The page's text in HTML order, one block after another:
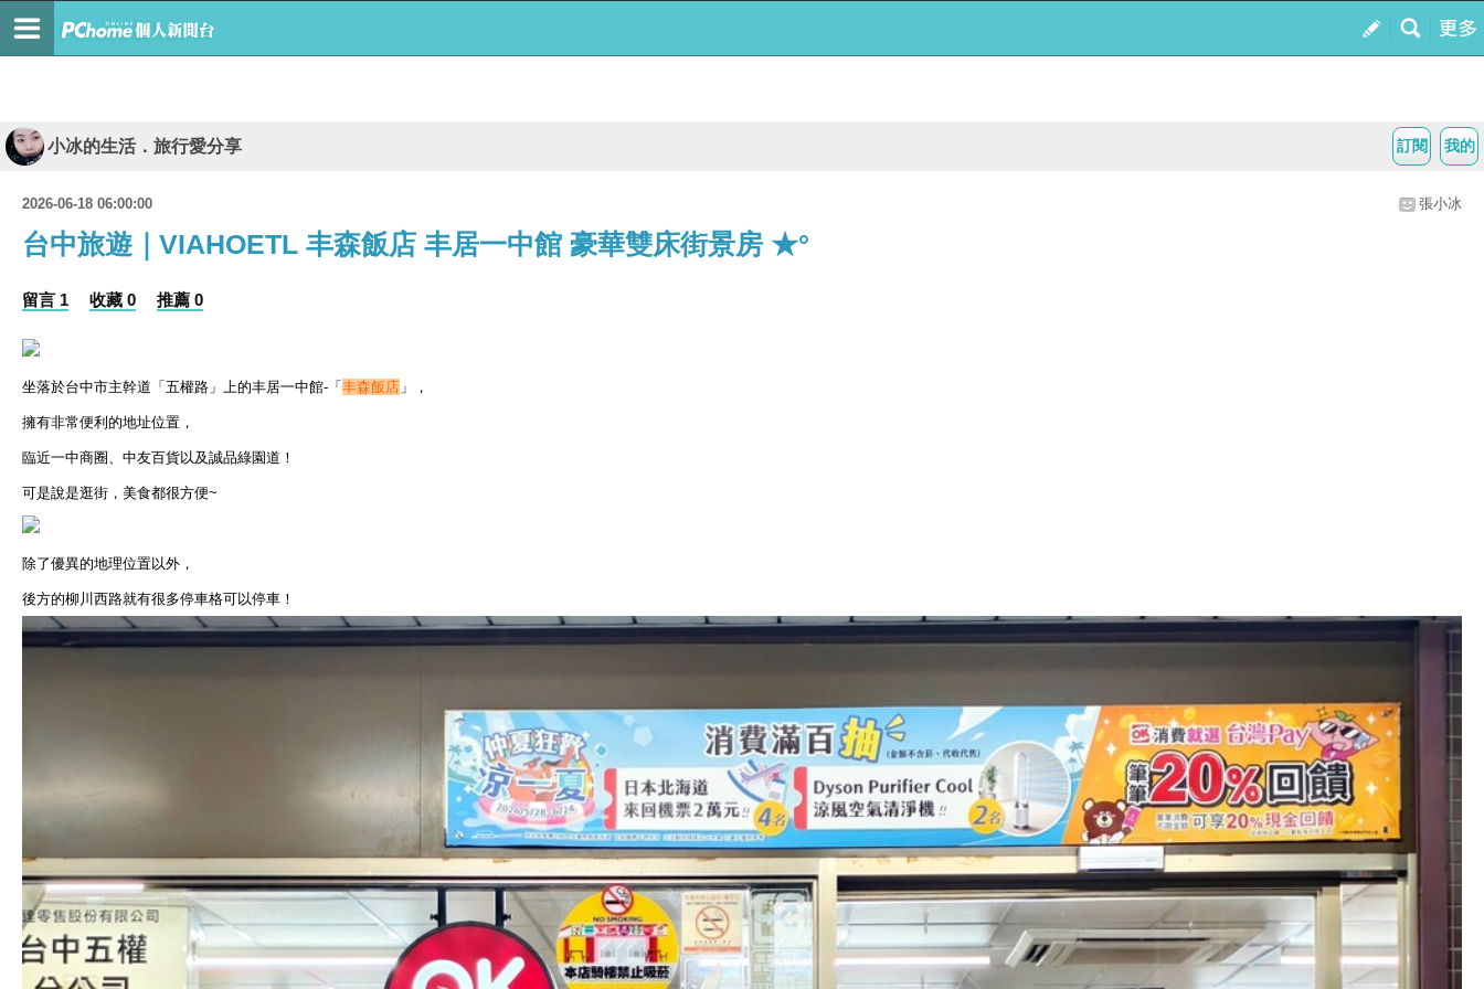
我的
訂閱
小冰的生活．旅行愛分享
2026-06-18 06:00:00 張小冰
台中旅遊｜VIAHOETL 丰森飯店 丰居一中館 豪華雙床街景房 ★°
留言 1 收藏 0 推薦 0
坐落於台中市主幹道「五權路」上的丰居一中館-「 丰森飯店 」，
擁有非常便利的地址位置，
臨近一中商圈、中友百貨以及誠品綠園道！
可是說是逛街，美食都很方便~
除了優異的地理位置以外，
後方的柳川西路就有很多停車格可以停車！